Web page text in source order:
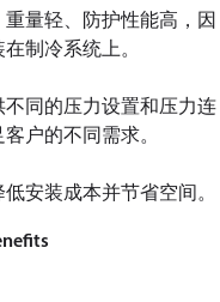
量轻、防护性能高，因
制冷系统上。
同的压力设置和压力连
户的不同需求。
安装成本并节省空间。